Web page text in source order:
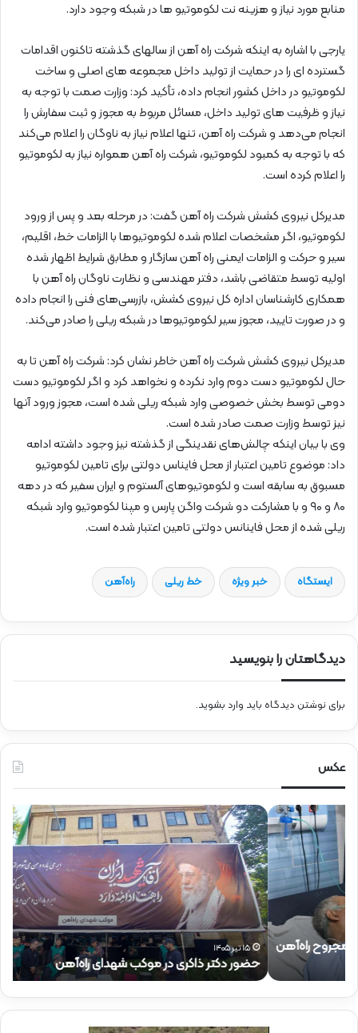
منابع مورد نیاز و هزینه نت لکوموتیو ها در شبکه وجود دارد.
یارجی با اشاره به اینکه شرکت راه آهن از سالهای گذشته تاکنون اقدامات
گسترده ای را در حمایت از تولید داخل مجموعه های اصلی و ساخت
لکوموتیو در داخل کشور انجام داده، تأکید کرد: وزارت صمت با توجه به
نیاز و ظرفیت های تولید داخل، مسائل مربوط به مجوز و ثبت سفارش را
انجام می‌دهد و شرکت راه آهن، تنها اعلام نیاز به ناوگان را اعلام می‌کند
که با توجه به کمبود لکوموتیو، شرکت راه آهن همواره نیاز به لکوموتیو
را اعلام کرده است.
مدیرکل نیروی کشش شرکت راه آهن گفت: در مرحله بعد و پس از ورود
لکوموتیو، اگر مشخصات اعلام شده لکوموتیو‌ها با الزامات خط، اقلیم،
سیر و حرکت و الزامات ایمنی راه آهن سازگار و مطابق شرایط اظهار شده
اولیه توسط متقاضی باشد، دفتر مهندسی و نظارت ناوگان راه آهن با
همکاری کارشناسان اداره کل نیروی کشش، بازرسی‌های فنی را انجام داده
و در صورت تایید، مجوز سیر لکوموتیو‌ها در شبکه ریلی را صادر می‌کند.
مدیرکل نیروی کشش شرکت راه آهن خاطر نشان کرد: شرکت راه آهن تا به
حال لکوموتیو دست دوم وارد نکرده و نخواهد کرد و اگر لکوموتیو دست
دومی توسط بخش خصوصی وارد شبکه ریلی شده است، مجوز ورود آنها
نیز توسط وزارت صمت صادر شده است.
وی با بیان اینکه چالش‌های نقدینگی از گذشته نیز وجود داشته ادامه
داد: موضوع تامین اعتبار از محل فایناس دولتی برای تامین لکوموتیو
مسبوق به سابقه است و لکوموتیو‌های آلستوم و ایران سفیر که در دهه
۸۰ و ۹۰ و با مشارکت دو شرکت واگن پارس و مپنا لکوموتیو وارد شبکه
ریلی شده از محل فاینانس دولتی تامین اعتبار شده است.
ایستگاه خبر ویژه خط ریلی راه‌آهن
دیدگاهتان را بنویسید
برای نوشتن دیدگاه باید وارد بشوید.
عکس
ح
ض
و
ر
د
ک
ر
ذ
ک
ر
ی
۱۵ تیر ۱۴۰۵
حضور دکتر ذاکری در موکب شهدای راه‌آهن
م
م